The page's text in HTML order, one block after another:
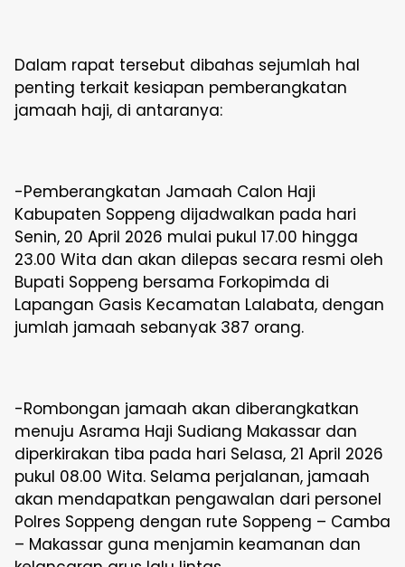
Dalam rapat tersebut dibahas sejumlah hal
penting terkait kesiapan pemberangkatan
jamaah haji, di antaranya:
-Pemberangkatan Jamaah Calon Haji
Kabupaten Soppeng dijadwalkan pada hari
Senin, 20 April 2026 mulai pukul 17.00 hingga
23.00 Wita dan akan dilepas secara resmi oleh
Bupati Soppeng bersama Forkopimda di
Lapangan Gasis Kecamatan Lalabata, dengan
jumlah jamaah sebanyak 387 orang.
-Rombongan jamaah akan diberangkatkan
menuju Asrama Haji Sudiang Makassar dan
diperkirakan tiba pada hari Selasa, 21 April 2026
pukul 08.00 Wita. Selama perjalanan, jamaah
akan mendapatkan pengawalan dari personel
Polres Soppeng dengan rute Soppeng – Camba
– Makassar guna menjamin keamanan dan